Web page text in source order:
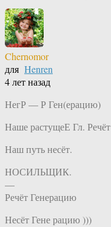
Chernomor
для Henren
4 лет назад
НегР — Р Ген(ерацию)
Наше растущеЕ Гл. Речёт
Наш путь несёт.
НОСИЛЬЩИК.
—
Речёт Генерацию
Несёт Гене рацию )))